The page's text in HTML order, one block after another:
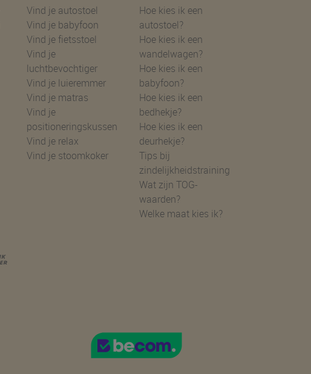
Vind je autostoel
Vind je babyfoon
Vind je fietsstoel
Vind je
luchtbevochtiger
Vind je luieremmer
Vind je matras
Vind je
positioneringskussen
Vind je relax
Vind je stoomkoker
Hoe kies ik een
autostoel?
Hoe kies ik een
wandelwagen?
Hoe kies ik een
babyfoon?
Hoe kies ik een
bedhekje?
Hoe kies ik een
deurhekje?
Tips bij
zindelijkheidstraining
Wat zijn TOG-
waarden?
Welke maat kies ik?